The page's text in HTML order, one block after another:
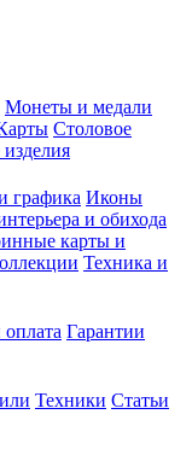
Монеты и медали
Столовое
графика Иконы
и обихода
карты и
Техника и
оплата Гарантии
Техники Статьи